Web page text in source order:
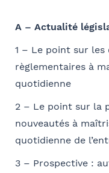
A – Actualité
1 – Le point sur
règlementaires à
quotidienne
2 – Le point sur la
nouveautés à
quotidienne de
3 – Prospective :
Coordonnées de
OPCO
J'autorise